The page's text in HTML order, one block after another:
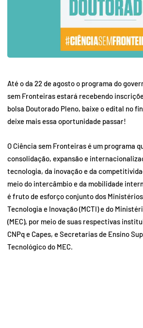
Até o da 22 de agosto o programa do
sem Fronteiras estará recebendo
bolsa Doutorado Pleno, baixe o edital no
deixe mais essa oportunidade passar!
O Ciência sem Fronteiras é um programa
consolidação, expansão e
tecnologia, da inovação e da
meio do intercâmbio e da mobilidade
é fruto de esforço conjunto dos
Tecnologia e Inovação (MCTI) e do
(MEC), por meio de suas respectivas
CNPq e Capes, e Secretarias de Ensino
Tecnológico do MEC.